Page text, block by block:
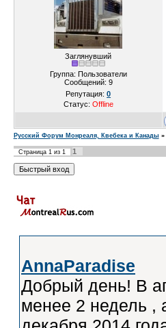
Заглянувший
Группа: Пользователи
Сообщений: 9
Репутация:0
Статус: Offline
Русский Форум Монреаля, Квебека и Канады »
Страница 1из 1 1